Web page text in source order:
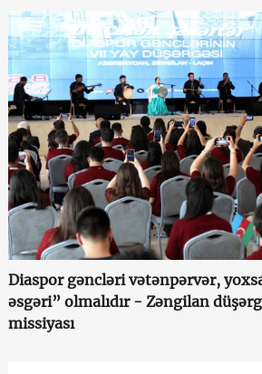
Diaspor gəncləri vətənpərvər,
əsgəri” olmalıdır - Zəngilan
missiyası